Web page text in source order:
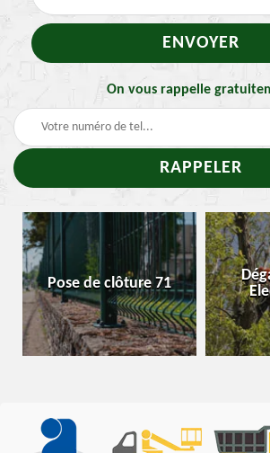
On vous rappelle
Pose de clôture 71